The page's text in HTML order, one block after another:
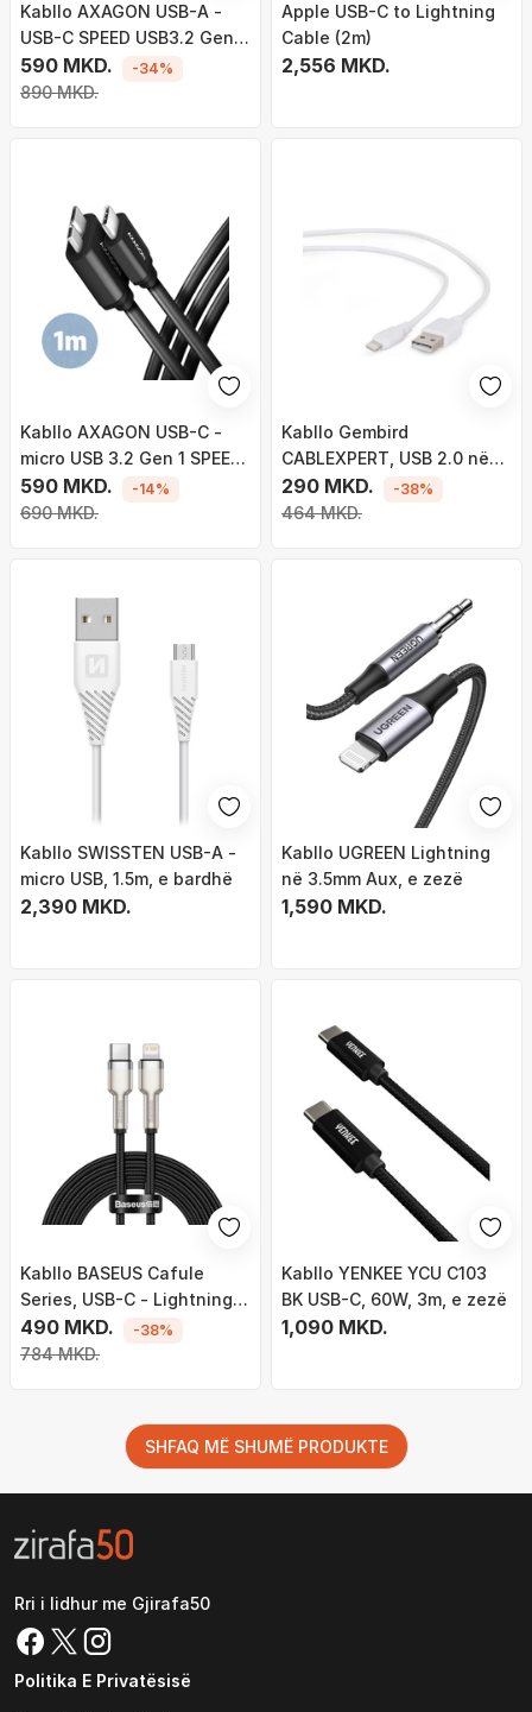
Kabllo AXAGON USB-A -
USB-C SPEED USB3.2 Gen 1,
3A, 1m, e zezë
590 MKD.
890 MKD.
-34%
Apple USB-C to Lightning
Cable (2m)
2,556 MKD.
Kabllo AXAGON USB-C -
micro USB 3.2 Gen 1 SPEED,
3A, 1m, e zezë
590 MKD.
690 MKD.
-14%
Kabllo Gembird
CABLEXPERT, USB 2.0 në
Lightning (IP5 dhe më të
lartë), 2m, e bardhë
290 MKD.
464 MKD.
-38%
Kabllo SWISSTEN USB-A -
micro USB, 1.5m, e bardhë
2,390 MKD.
Kabllo UGREEN Lightning
në 3.5mm Aux, e zezë
1,590 MKD.
Kabllo BASEUS Cafule
Series, USB-C - Lightning,
M/M, 20W, 1m, e zezë
490 MKD.
784 MKD.
-38%
Kabllo YENKEE YCU C103
BK USB-C, 60W, 3m, e zezë
1,090 MKD.
SHFAQ MË SHUMË PRODUKTE
Rri i lidhur me Gjirafa50
Politika E Privatësisë